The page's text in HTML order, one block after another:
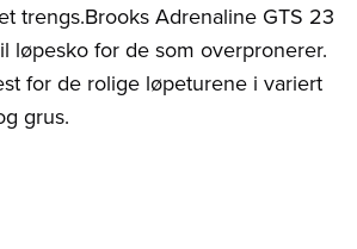
trengs.Brooks Adrenaline GTS 23
løpesko for de som overpronerer.
for de rolige løpeturene i variert
grus.